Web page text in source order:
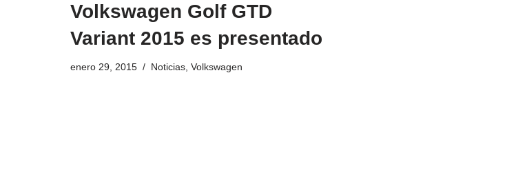
Volkswagen Golf GTD
Variant 2015 es presentado
enero 29, 2015 Noticias, Volkswagen